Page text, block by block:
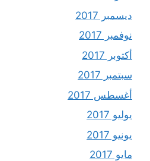
ديسمبر 2017
نوفمبر 2017
أكتوبر 2017
سبتمبر 2017
أغسطس 2017
يوليو 2017
يونيو 2017
مايو 2017